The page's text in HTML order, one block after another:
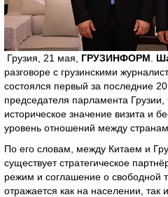
Грузия, 21 мая, ГРУЗИНФОРМ
разговоре с грузинскими
состоялся первый за последние
председателя парламента Грузии,
историческое значение визита и
уровень отношений между
По его словам, между Китаем и
существует стратегическое
режим и соглашение о свободной
отражается как на населении,